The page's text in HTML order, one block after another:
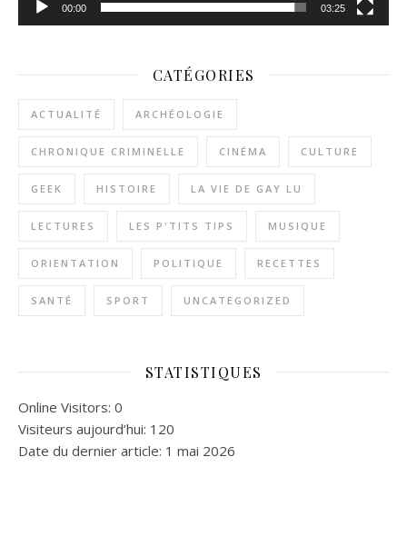
00:00 03:25
CATÉGORIES
ACTUALITÉ ARCHÉOLOGIE
CHRONIQUE CRIMINELLE CINÉMA CULTURE
GEEK HISTOIRE LA VIE DE GAY LU
LECTURES LES P'TITS TIPS MUSIQUE
ORIENTATION POLITIQUE RECETTES
SANTÉ SPORT UNCATEGORIZED
STATISTIQUES
Online Visitors: 0
Visiteurs aujourd’hui: 120
Date du dernier article: 1 mai 2026